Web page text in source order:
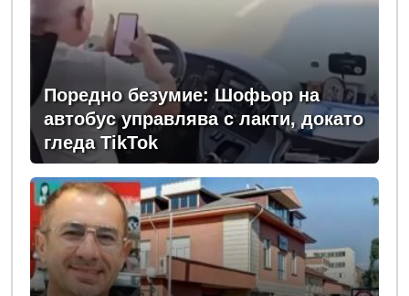
Поредно безумие: Шофьор на
автобус управлява с лакти, докато
гледа TikTok